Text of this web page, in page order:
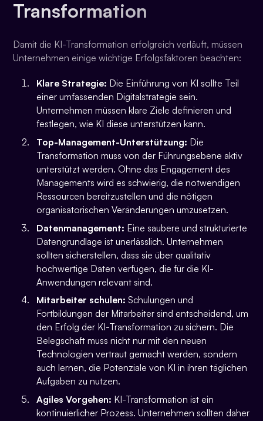
Transformation
Damit die KI-Transformation erfolgreich verläuft, müssen
Unternehmen einige wichtige Erfolgsfaktoren beachten:
Klare Strategie: Die Einführung von KI sollte Teil
einer umfassenden Digitalstrategie sein.
Unternehmen müssen klare Ziele definieren und
festlegen, wie KI diese unterstützen kann.
Top-Management-Unterstützung: Die
Transformation muss von der Führungsebene aktiv
unterstützt werden. Ohne das Engagement des
Managements wird es schwierig, die notwendigen
Ressourcen bereitzustellen und die nötigen
organisatorischen Veränderungen umzusetzen.
Datenmanagement: Eine saubere und strukturierte
Datengrundlage ist unerlässlich. Unternehmen
sollten sicherstellen, dass sie über qualitativ
hochwertige Daten verfügen, die für die KI-
Anwendungen relevant sind.
Mitarbeiter schulen: Schulungen und
Fortbildungen der Mitarbeiter sind entscheidend, um
den Erfolg der KI-Transformation zu sichern. Die
Belegschaft muss nicht nur mit den neuen
Technologien vertraut gemacht werden, sondern
auch lernen, die Potenziale von KI in ihren täglichen
Aufgaben zu nutzen.
Agiles Vorgehen: KI-Transformation ist ein
kontinuierlicher Prozess. Unternehmen sollten daher